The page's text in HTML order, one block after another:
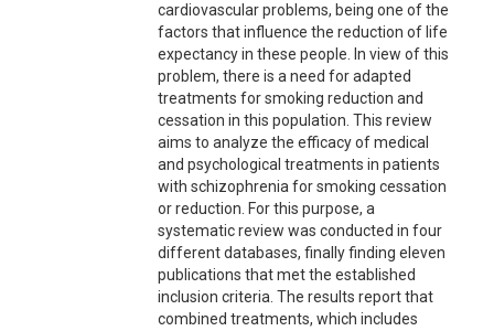
cardiovascular problems, being one of the
factors that influence the reduction of life
expectancy in these people. In view of this
problem, there is a need for adapted
treatments for smoking reduction and
cessation in this population. This review
aims to analyze the efficacy of medical
and psychological treatments in patients
with schizophrenia for smoking cessation
or reduction. For this purpose, a
systematic review was conducted in four
different databases, finally finding eleven
publications that met the established
inclusion criteria. The results report that
combined treatments, which includes